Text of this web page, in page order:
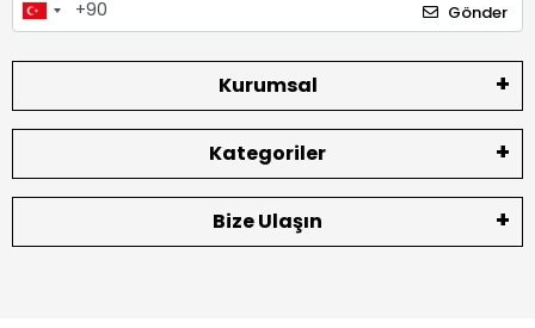
Gönder
Kurumsal
Kategoriler
Bize Ulaşın